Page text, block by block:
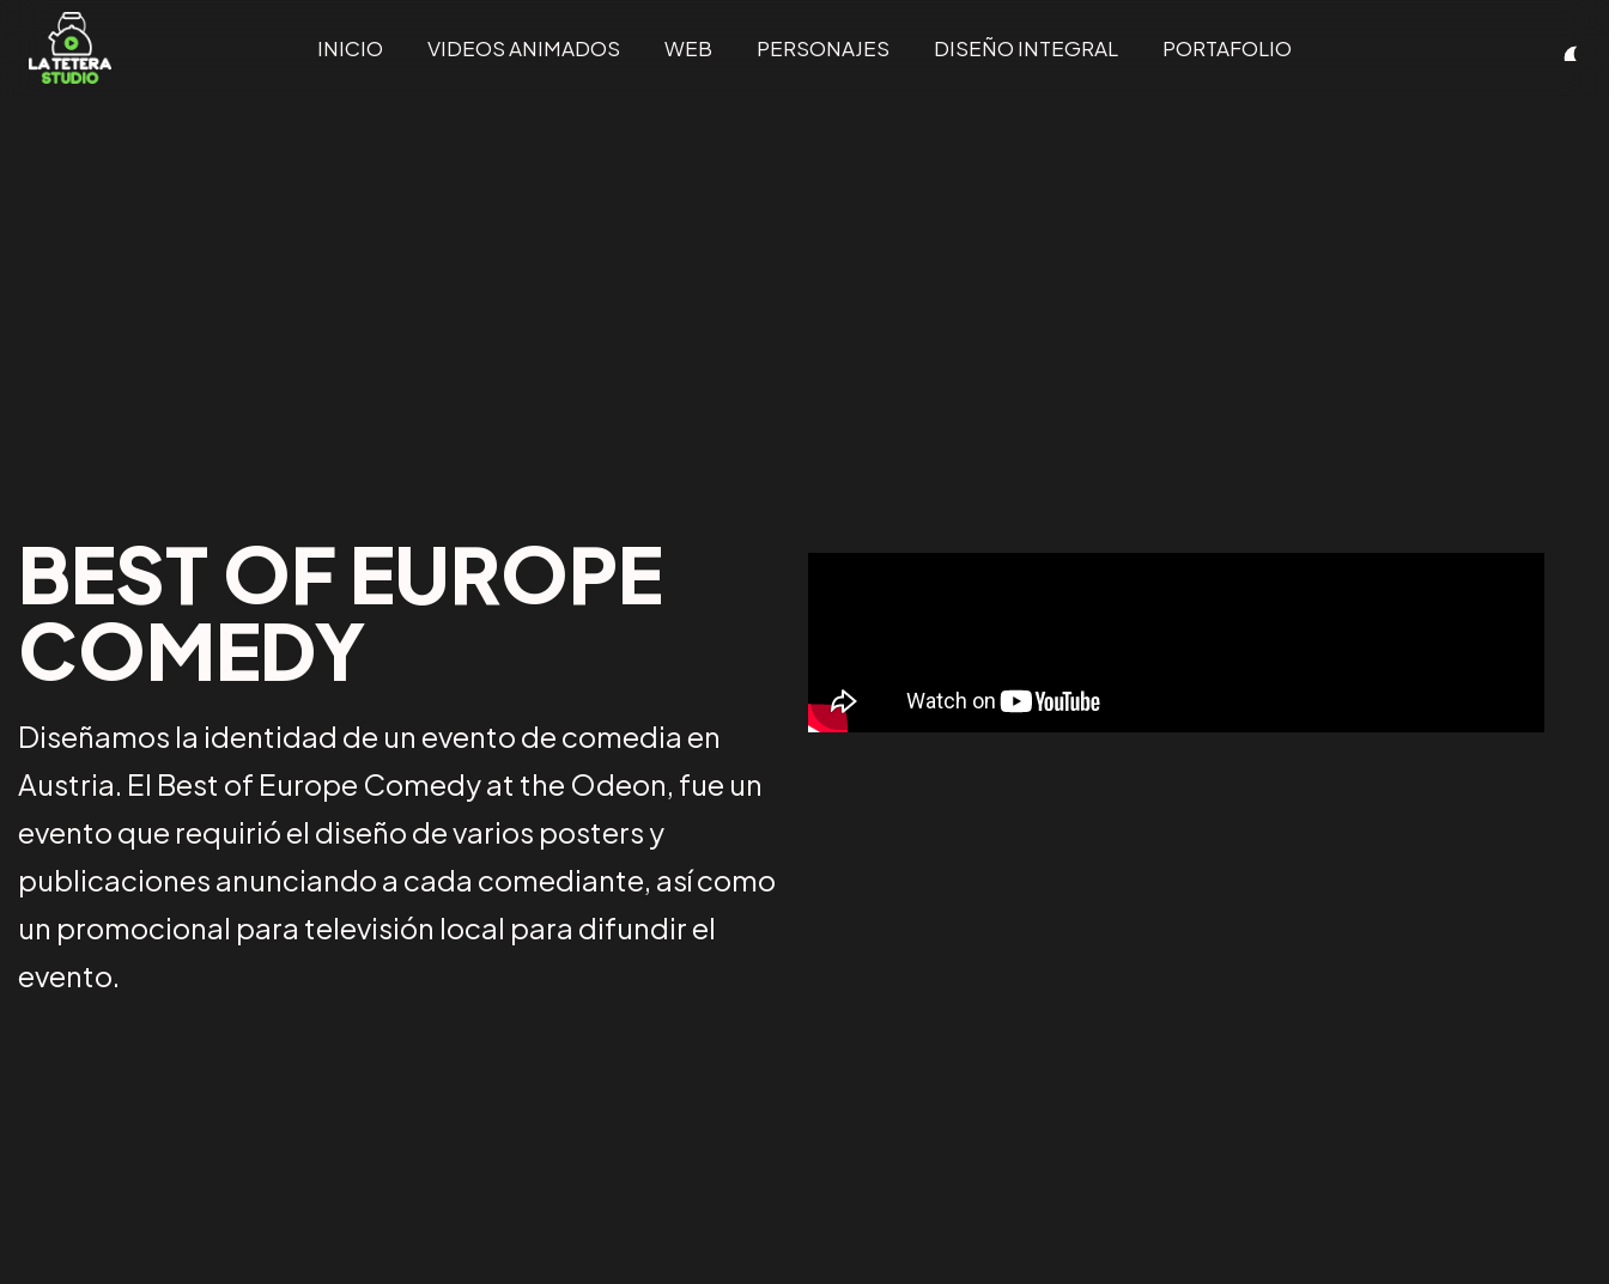
INICIO VIDEOS ANIMADOS WEB PERSONAJES DISEÑO INTEGRAL PORTAFOLIO
BEST OF EUROPE
COMEDY
Diseñamos la identidad de un evento de comedia en
Austria. El Best of Europe Comedy at the Odeon, fue un
evento que requirió el diseño de varios posters y
publicaciones anunciando a cada comediante, así como
un promocional para televisión local para difundir el
evento.